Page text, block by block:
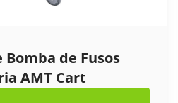
de Fusos
AMT Cart